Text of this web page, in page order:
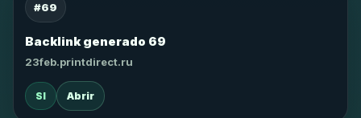
#69
Backlink generado 69
23feb.printdirect.ru
SI Abrir